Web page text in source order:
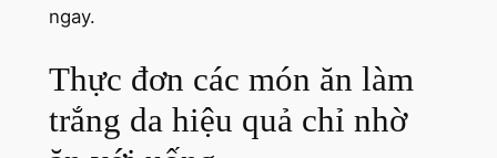
ngay.
Thực đơn các món ăn làm
trắng da hiệu quả chỉ nhờ